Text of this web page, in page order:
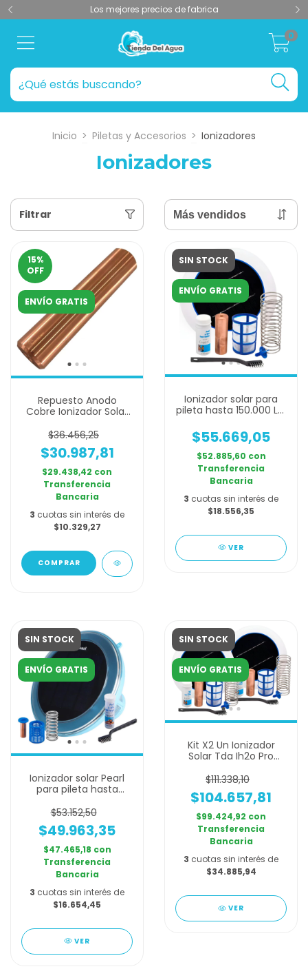
Los mejores precios de fabrica
0
Inicio > Piletas y Accesorios > Ionizadores
Ionizadores
Filtrar
15%
OFF
ENVÍO GRATIS
Repuesto Anodo
Cobre Ionizador Solar
$36.456,25
$30.987,81
$29.438,42 con
Transferencia
Bancaria
3 cuotas sin interés de
$10.329,27
SIN STOCK
ENVÍO GRATIS
Ionizador solar para
pileta hasta 150.000 L -
bacterias
$55.669,05
$52.885,60 con
Transferencia
Bancaria
3 cuotas sin interés de
$18.556,35
VER
SIN STOCK
ENVÍO GRATIS
Ionizador solar Pearl
para pileta hasta
cloro, sarro y bacterias
$53.152,50
$49.963,35
$47.465,18 con
Transferencia
Bancaria
3 cuotas sin interés de
$16.654,45
VER
SIN STOCK
ENVÍO GRATIS
Kit X2 Un Ionizador
Solar Tda Ih2o Pro
$111.338,10
$104.657,81
$99.424,92 con
Transferencia
Bancaria
3 cuotas sin interés de
$34.885,94
VER